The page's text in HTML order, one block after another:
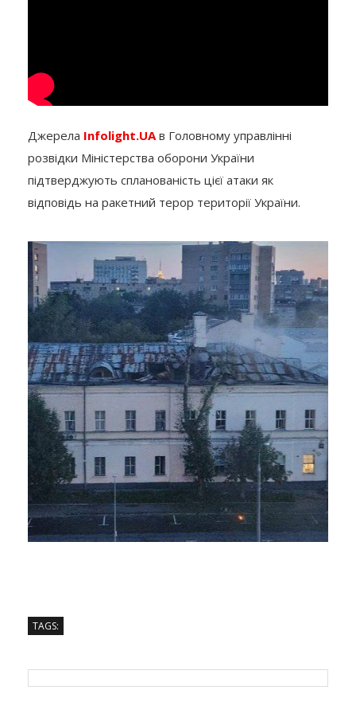
Джерела Infolight.UAв Головному управлінні
розвідки Міністерства оборони України
підтверджують спланованість цієї атаки як
відповідь на ракетний терор території України.
TAGS: